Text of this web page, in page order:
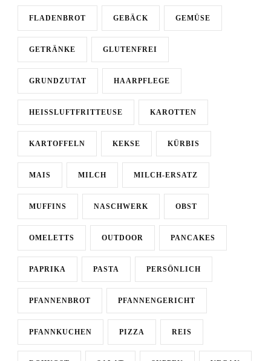
FLADENBROT GEBÄCK GEMÜSE
GETRÄNKE GLUTENFREI
GRUNDZUTAT HAARPFLEGE
HEISSLUFTFRITTEUSE KAROTTEN
KARTOFFELN KEKSE KÜRBIS
MAIS MILCH MILCH-ERSATZ
MUFFINS NASCHWERK OBST
OMELETTS OUTDOOR PANCAKES
PAPRIKA PASTA PERSÖNLICH
PFANNENBROT PFANNENGERICHT
PFANNKUCHEN PIZZA REIS